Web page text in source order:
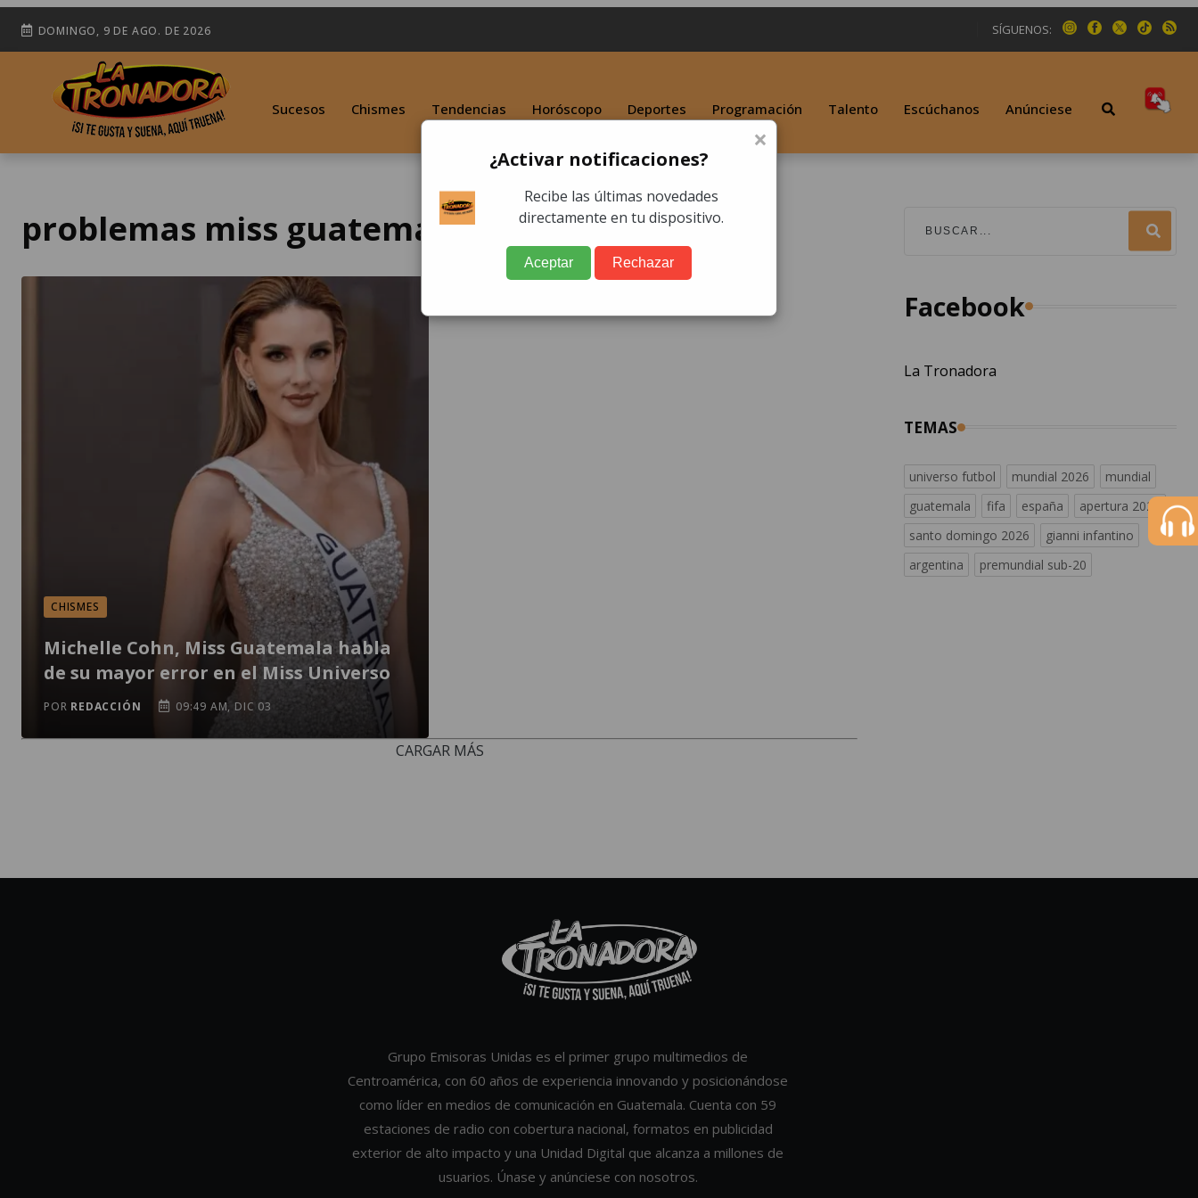
DOMINGO, 9 DE AGO. DE 2026 SÍGUENOS:
Sucesos Chismes Tendencias Horóscopo Deportes Programación Talento Escúchanos Anúnciese
problemas miss guatemala miss universo
CHISMES
Michelle Cohn, Miss Guatemala habla
de su mayor error en el Miss Universo
POR REDACCIÓN 09:49 AM, DIC 03
CARGAR MÁS
Facebook
La Tronadora
TEMAS
universo futbol mundial 2026
mundial
guatemala
fifa españa
apertura 2026
santo domingo 2026
gianni infantino
argentina
premundial sub-20
Grupo Emisoras Unidas es el primer grupo multimedios de
Centroamérica, con 60 años de experiencia innovando y posicionándose
como líder en medios de comunicación en Guatemala. Cuenta con 59
estaciones de radio con cobertura nacional, formatos en publicidad
exterior de alto impacto y una Unidad Digital que alcanza a millones de
usuarios. Únase y anúnciese con nosotros.
×
¿Activar notificaciones?
Recibe las últimas novedades
directamente en tu dispositivo.
Aceptar Rechazar